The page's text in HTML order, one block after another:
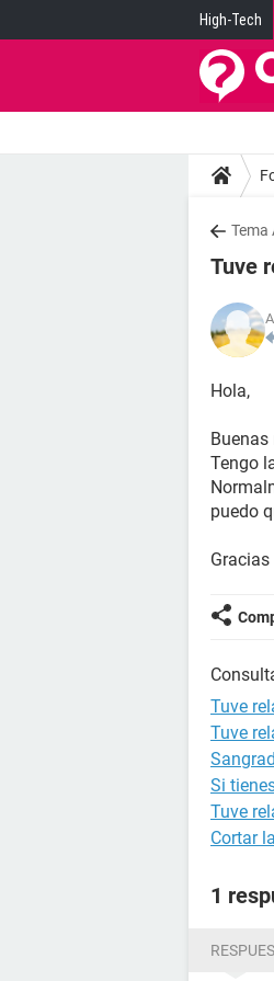
High-Tech
Tema
Tuve
Hola,
Buenas
Tengo
puedo
Gracias
Tuve
Tuve
Si
Tuve
Cortar
1